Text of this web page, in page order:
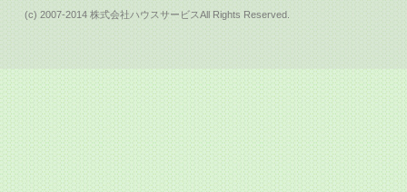
(c) 2007-2014 株式会社ハウスサービスAll Rights Reserved.